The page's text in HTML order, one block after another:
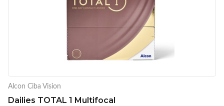
Alcon Ciba Vision
Dailies TOTAL 1 Multifocal